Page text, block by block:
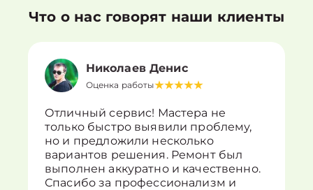
Что о нас говорят наши клиенты
Николаев Денис
Оценка работы
Отличный сервис! Мастера не
только быстро выявили проблему,
но и предложили несколько
вариантов решения. Ремонт был
выполнен аккуратно и качественно.
Спасибо за профессионализм и